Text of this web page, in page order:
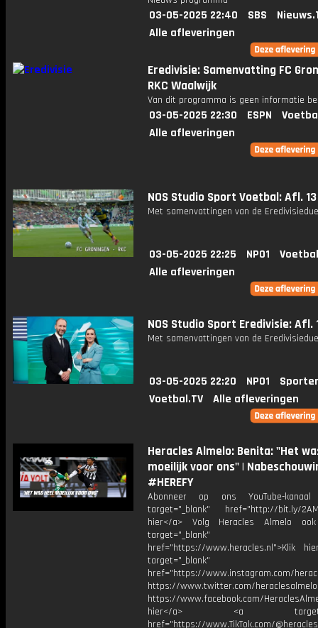
03-05-2025 22:40 SBS
Alle afleveringen
Eredivisie: Samenvatting FC
RKC Waalwijk
Van dit programma is geen informatie
03-05-2025 22:30 ESPN
Alle afleveringen
NOS Studio Sport Voetbal: Afl. 13
Met samenvattingen van de
03-05-2025 22:25 NPO1
Alle afleveringen
NOS Studio Sport Eredivisie: Afl.
Met samenvattingen van de
03-05-2025 22:20 NPO1
Voetbal.TV
Alle afleveringen
Heracles Almelo: Benita: "Het
moeilijk voor ons" |
#HEREFY
Abonneer op ons YouTube-
target="_blank" href="http://bit.ly/
hier</a> Volg Heracles Almelo
target="_blank"
href="https://www.heracles.nl">Klik
target="_blank"
href="https://www.instagram.com/
https://www.twitter.com/heraclesalmelo
https://www.facebook.com/
hier</a> <a
href="https://www.TikTok.com/